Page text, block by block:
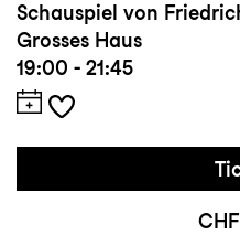
Schauspiel von
Grosses Haus
19:00 - 21:45